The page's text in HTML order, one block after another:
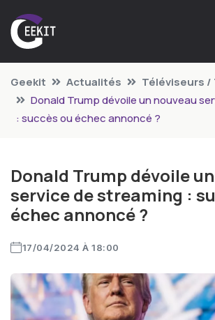
Geekit Actualités
Téléviseurs /
Donald Trump dévoile un nouveau
: succès ou échec annoncé ?
Donald Trump dévoile
service de streaming :
échec annoncé ?
17/04/2024 À 18:00